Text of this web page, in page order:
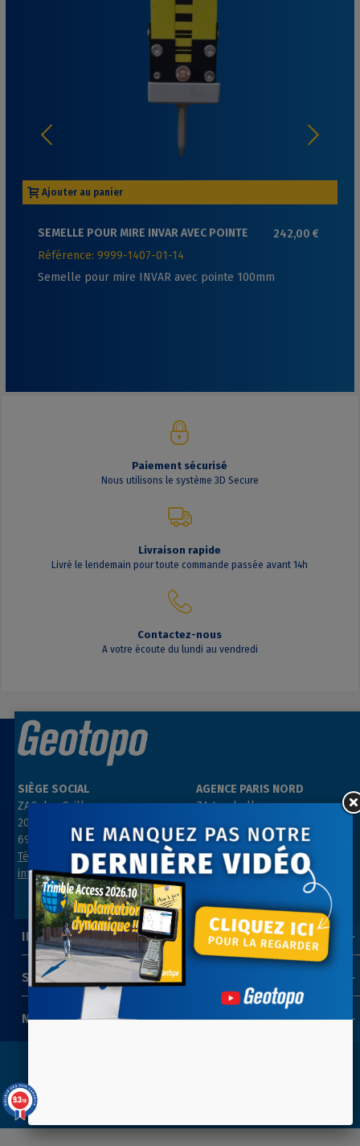
Ajouter au panier
SEMELLE POUR MIRE INVAR AVEC POINTE
100MM
242,00 €
Référence: 9999-1407-01-14
Semelle pour mire INVAR avec pointe 100mm
Paiement sécurisé
Nous utilisons le système 3D Secure
Livraison rapide
Livré le lendemain pour toute commande passée avant 14h
Contactez-nous
A votre écoute du lundi au vendredi
SIÈGE SOCIAL
ZAC des Grillons
208, rue de l’Ancienne Distillerie
69400 GLEIZÉ
Tél : 04 74 69 94 00
info@geotopo.fr
AGENCE PARIS NORD
ZA Les belles vues
91290 ARPAJON
Tél : 01 64 55 11 80
contact@geotopo.fr
SUIVEZ-NOUS
INFORMATIONS
NEWSLETTER
9.3/10
39 avis